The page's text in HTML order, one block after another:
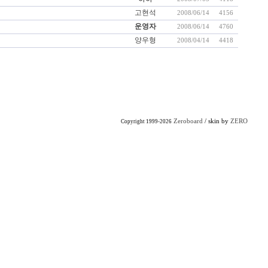
고현석 2008/06/14 4156
운영자 2008/06/14 4760
양우형 2008/04/14 4418
Copyright 1999-2026 Zeroboard / skin by ZERO